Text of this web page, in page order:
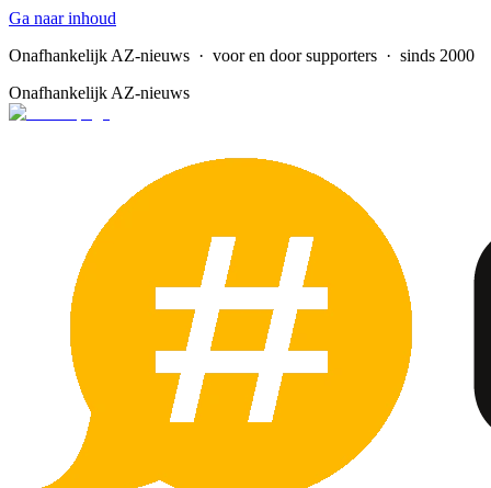
Ga naar inhoud
Onafhankelijk AZ-nieuws · voor en door supporters · sinds 2000
Onafhankelijk AZ-nieuws